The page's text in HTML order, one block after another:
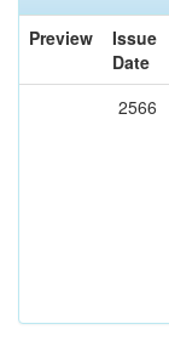
Preview
Issue
Date
2566